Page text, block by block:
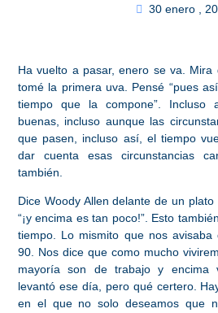
30 enero ,
Ha vuelto a pasar, enero se va.
tomé la primera uva. Pensé “pues
tiempo que la compone”. Incluso
buenas, incluso aunque las
que pasen, incluso así, el tiempo
dar cuenta esas circunstancias
también.
Dice Woody Allen delante de un
“¡y encima es tan poco!”. Esto
tiempo. Lo mismito que nos
90. Nos dice que como mucho
mayoría son de trabajo y encima
levantó ese día, pero qué certero.
en el que no solo deseamos que